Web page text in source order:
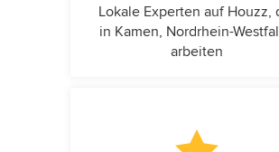
Lokale Experten auf Houzz,
in Kamen, Nordrhein-
arbeiten